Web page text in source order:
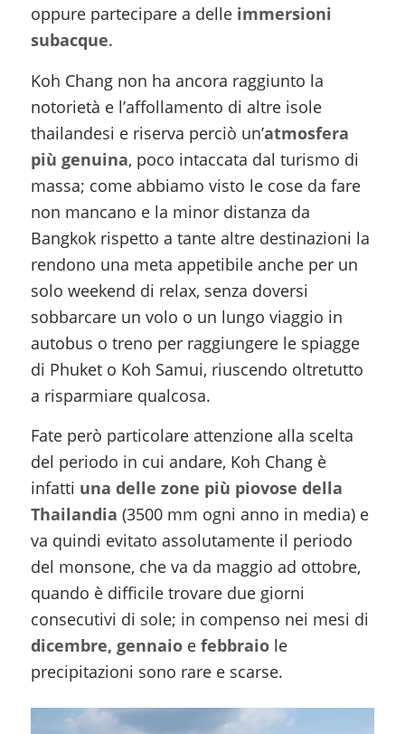
oppure partecipare a delle immersioni
subacque.
Koh Chang non ha ancora raggiunto la
notorietà e l’affollamento di altre isole
thailandesi e riserva perciò un’atmosfera
più genuina, poco intaccata dal turismo di
massa; come abbiamo visto le cose da fare
non mancano e la minor distanza da
Bangkok rispetto a tante altre destinazioni la
rendono una meta appetibile anche per un
solo weekend di relax, senza doversi
sobbarcare un volo o un lungo viaggio in
autobus o treno per raggiungere le spiagge
di Phuket o Koh Samui, riuscendo oltretutto
a risparmiare qualcosa.
Fate però particolare attenzione alla scelta
del periodo in cui andare, Koh Chang è
infatti una delle zone più piovose della
Thailandia (3500 mm ogni anno in media) e
va quindi evitato assolutamente il periodo
del monsone, che va da maggio ad ottobre,
quando è difficile trovare due giorni
consecutivi di sole; in compenso nei mesi di
dicembre, gennaioe febbraiole
precipitazioni sono rare e scarse.